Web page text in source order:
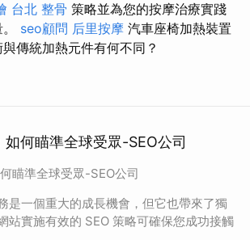
台北 整骨 策略並為您的按摩治療實踐
seo顧問 后里按摩 汽車座椅加熱裝置
傳統加熱元件有何不同？
如何瞄準全球受眾-SEO公司
瞄準全球受眾-SEO公司
是一個重大的成長機會，但它也帶來了獨
站實施有效的 SEO 策略可確保您成功接觸